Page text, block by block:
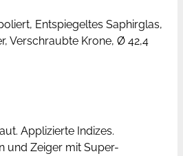
Entspiegeltes Saphirglas,
Verschraubte Krone, Ø 42,4
Applizierte Indizes.
und Zeiger mit Super-